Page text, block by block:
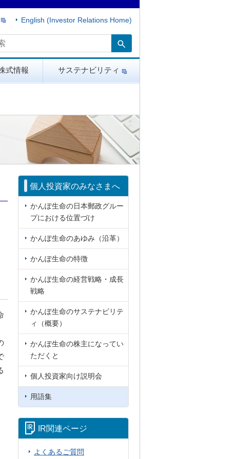
式情報 サステナビリティ
English (Investor Relations Home)
個人投資家のみなさまへ
かんぽ生命の日本郵政グルー
プにおける位置づけ
かんぽ生命のあゆみ（沿革）
かんぽ生命の特徴
かんぽ生命の経営戦略・成長
戦略
かんぽ生命のサステナビリテ
ィ（概要）
かんぽ生命の株主になってい
ただくと
個人投資家向け説明会
用語集
IR関連ページ
よくあるご質問